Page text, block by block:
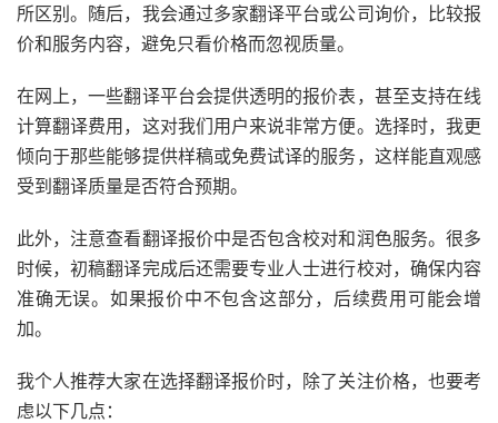
所区别。随后，我会通过多家翻译平台或公司询价，比较报
价和服务内容，避免只看价格而忽视质量。
在网上，一些翻译平台会提供透明的报价表，甚至支持在线
计算翻译费用，这对我们用户来说非常方便。选择时，我更
倾向于那些能够提供样稿或免费试译的服务，这样能直观感
受到翻译质量是否符合预期。
此外，注意查看翻译报价中是否包含校对和润色服务。很多
时候，初稿翻译完成后还需要专业人士进行校对，确保内容
准确无误。如果报价中不包含这部分，后续费用可能会增
加。
我个人推荐大家在选择翻译报价时，除了关注价格，也要考
虑以下几点：